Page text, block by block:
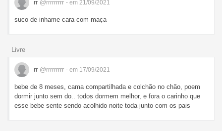
rr @rrrrrrrrr - em 21/09/2021
suco de inhame cara com maça
Livre
rr @rrrrrrrrr - em 17/09/2021
bebe de 8 meses, cama compartilhada e colchão no chão, poem
dormir junto sem do.. todos dormem melhor, e fora o carinho que
esse bebe sente sendo acolhido noite toda junto com os pais